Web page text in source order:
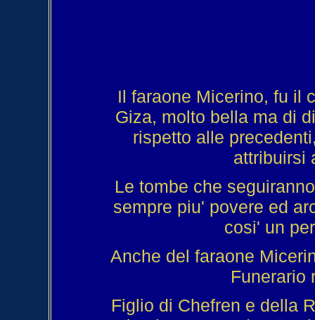
Il faraone Micerino, fu il
Giza, molto bella ma di
rispetto alle
attribuirsi
Le tombe che
sempre piu' povere ed
cosi' un
Anche del faraone
Funerario
Figlio di Chefren e della